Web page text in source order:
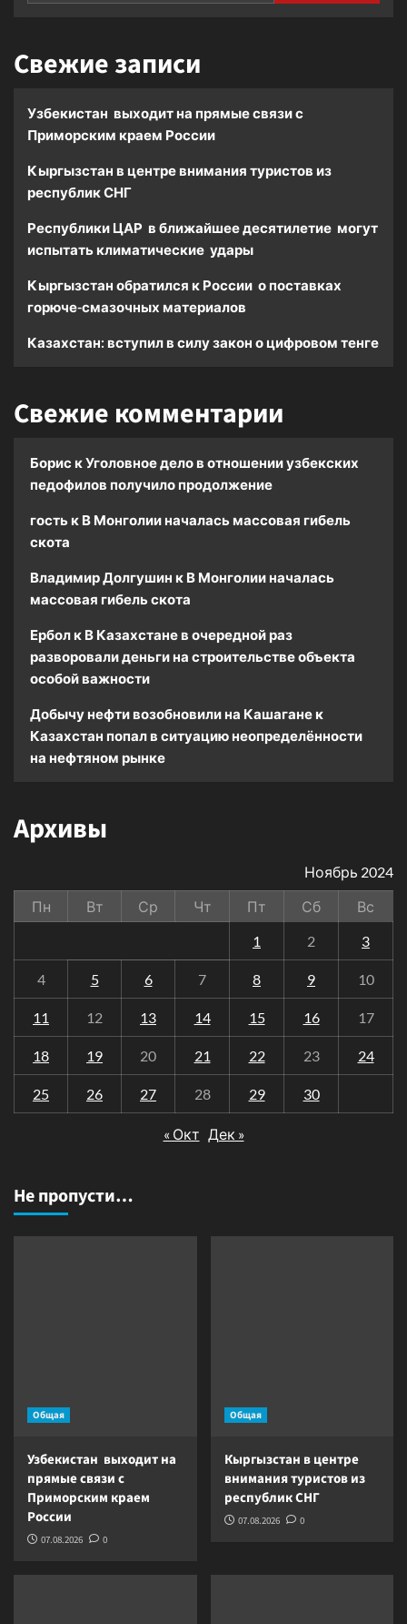
Свежие записи
Узбекистан выходит на прямые связи с
Приморским краем России
Кыргызстан в центре внимания туристов из
республик СНГ
Республики ЦАР в ближайшее десятилетие могут
испытать климатические удары
Кыргызстан обратился к России о поставках
горюче-смазочных материалов
Казахстан: вступил в силу закон о цифровом тенге
Свежие комментарии
Борис кУголовное дело в отношении узбекских
педофилов получило продолжение
гость к В Монголии началась массовая гибель
скота
Владимир Долгушин к В Монголии началась
массовая гибель скота
Ербол к В Казахстане в очередной раз
разворовали деньги на строительстве объекта
особой важности
Добычу нефти возобновили на Кашагане к
Казахстан попал в ситуацию неопределённости
на нефтяном рынке
Архивы
Ноябрь 2024
Пн
Вт Ср Чт Пт Сб
Вс
1
2 3
4 5 6 7 8 9 10
11 12 13 14 15 16 17
18 19 20 21 22 23 24
25 26 27 28 29 30
« Окт Дек »
Не пропусти…
Общая
Узбекистан выходит на
прямые связи с
Приморским краем
России
07.08.2026 0
Общая
Кыргызстан в центре
внимания туристов из
республик СНГ
07.08.2026 0